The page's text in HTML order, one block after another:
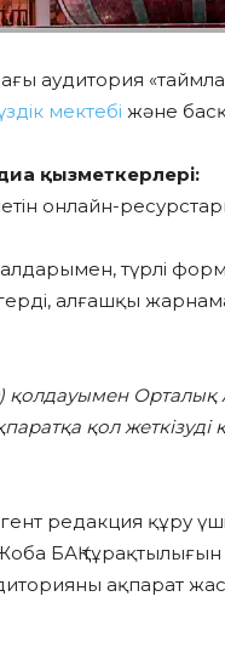
аудитория
мектебі және
қызметкерлері:
онлайн-
түрлі
алғашқы
қолдауымен
қол
редакция құру
БАҚ
ақпарат